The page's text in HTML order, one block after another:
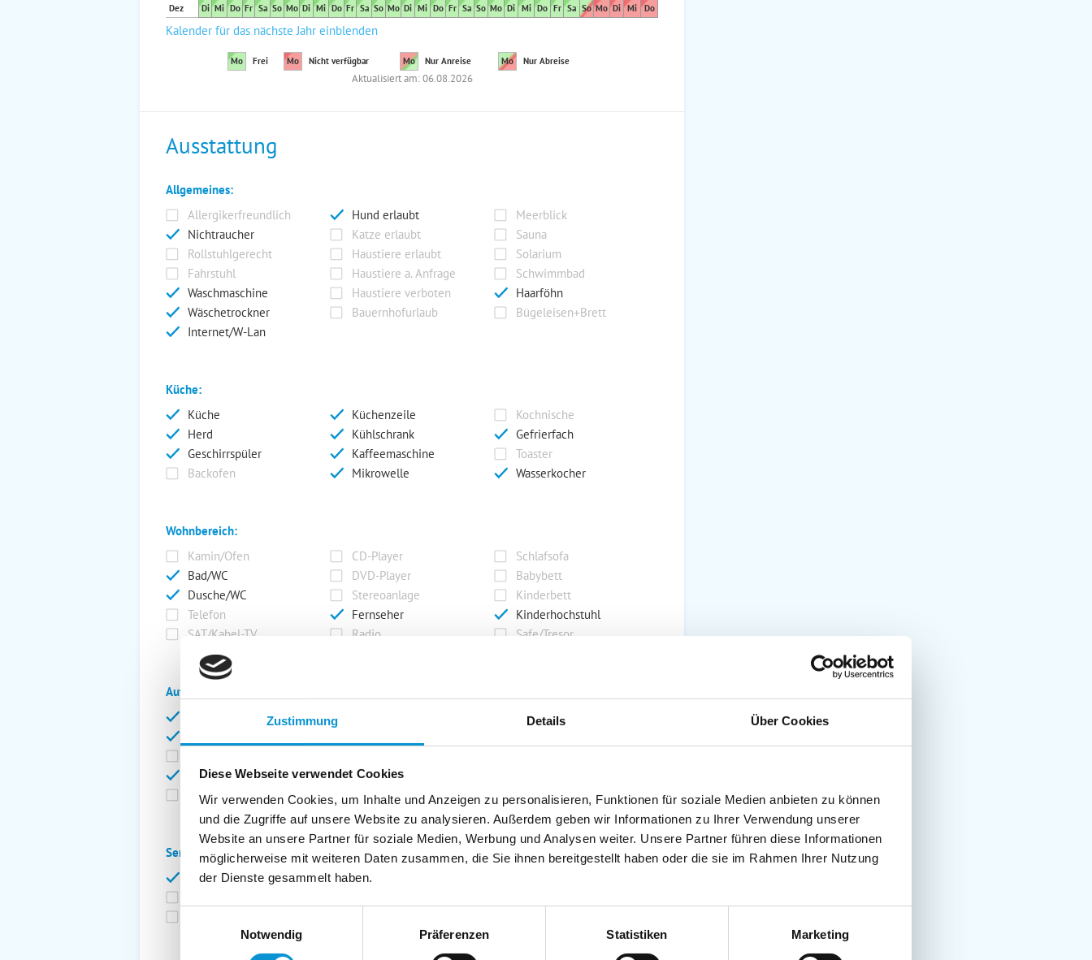
Zustimmung Details Über Cookies
Diese Webseite verwendet Cookies
Wir verwenden Cookies, um Inhalte und Anzeigen zu personalisieren, Funktionen für soziale Medien anbieten zu können
und die Zugriffe auf unsere Website zu analysieren. Außerdem geben wir Informationen zu Ihrer Verwendung unserer
Website an unsere Partner für soziale Medien, Werbung und Analysen weiter. Unsere Partner führen diese Informationen
möglicherweise mit weiteren Daten zusammen, die Sie ihnen bereitgestellt haben oder die sie im Rahmen Ihrer Nutzung
der Dienste gesammelt haben.
Notwendig
Präferenzen Statistiken Marketing
Dez
Di Mi Do Fr Sa So Mo Di Mi Do Fr Sa So Mo Di Mi Do Fr Sa So Mo Di Mi Do Fr Sa So Mo Di Mi Do
Kalender für das nächste Jahr einblenden
Mo Frei Mo Nicht verfügbar Mo Nur Anreise Mo Nur Abreise
Aktualisiert am: 06.08.2026
Ausstattung
Allgemeines:
Allergikerfreundlich
Hund erlaubt
Meerblick
Nichtraucher
Katze erlaubt
Sauna
Rollstuhlgerecht
Haustiere erlaubt
Solarium
Fahrstuhl
Haustiere a. Anfrage
Schwimmbad
Waschmaschine
Haustiere verboten
Haarföhn
Wäschetrockner
Bauernhofurlaub
Bügeleisen+Brett
Internet/W-Lan
Küche:
Küche
Küchenzeile
Kochnische
Herd
Kühlschrank
Gefrierfach
Geschirrspüler
Kaffeemaschine
Toaster
Backofen
Mikrowelle Wasserkocher
Wohnbereich:
Kamin/Ofen
CD-Player
Schlafsofa
Bad/WC
DVD-Player
Babybett
Dusche/WC
Stereoanlage
Kinderbett
Telefon
Fernseher
Kinderhochstuhl
SAT/Kabel-TV
Radio Safe/Tresor
Außenanlage:
Garten/Liegewiese
Grill
Terrasse
Kinderspielplatz
Balkon
Abstellraum
Service:
Bettwäsche inkl.
Geschirrtücher inkl.